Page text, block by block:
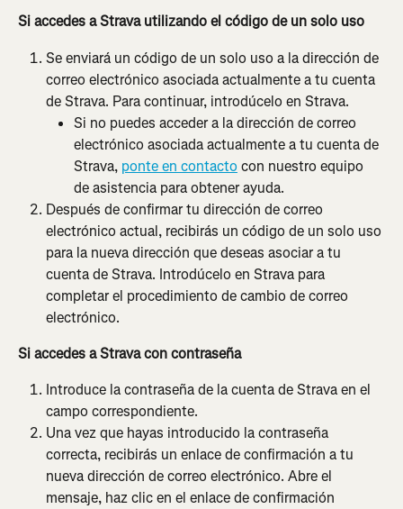
Si accedes a Strava utilizando el código de un solo uso
Se enviará un código de un solo uso a la dirección de
correo electrónico asociada actualmente a tu cuenta
de Strava. Para continuar, introdúcelo en Strava.
Si no puedes acceder a la dirección de correo
electrónico asociada actualmente a tu cuenta de
Strava, ponte en contacto con nuestro equipo
de asistencia para obtener ayuda.
Después de confirmar tu dirección de correo
electrónico actual, recibirás un código de un solo uso
para la nueva dirección que deseas asociar a tu
cuenta de Strava. Introdúcelo en Strava para
completar el procedimiento de cambio de correo
electrónico.
Si accedes a Strava con contraseña
Introduce la contraseña de la cuenta de Strava en el
campo correspondiente.
Una vez que hayas introducido la contraseña
correcta, recibirás un enlace de confirmación a tu
nueva dirección de correo electrónico. Abre el
mensaje, haz clic en el enlace de confirmación